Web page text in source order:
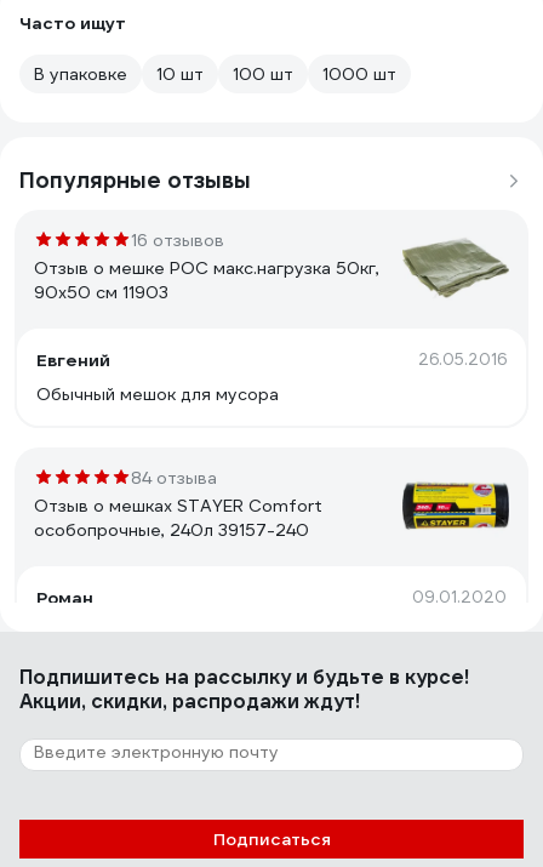
Часто ищут
В упаковке 10 шт 100 шт 1000 шт
Популярные отзывы
16 отзывов
Отзыв о мешке РОС макс.нагрузка 50кг,
90х50 см 11903
Евгений 26.05.2016
Обычный мешок для мусора
84 отзыва
Отзыв о мешках STAYER Comfort
особопрочные, 240л 39157-240
Роман 09.01.2020
Нормальные мешки, использую их в гараже, мусор
пустые канистры и поломанные запчасти от
автомобиля. Плотность большая, не рвутся
8 отзывов
480л ПВД 65 мкм 130х170 2890
Подпишитесь на рассылкуи будьте в курсе!
Акции, скидки, распродажи ждут!
Подписаться